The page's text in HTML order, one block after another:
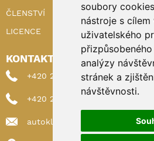
soubory
nástroje s cílem
uživatelského
analýzy
stránek a
návštěvnosti.
ČLENSTVÍ
LICENCE
KONTAKTY
+420 222 898 224 (sekretariat)
+420 222 898 221 (členství)
autoklub@autoklub.cz